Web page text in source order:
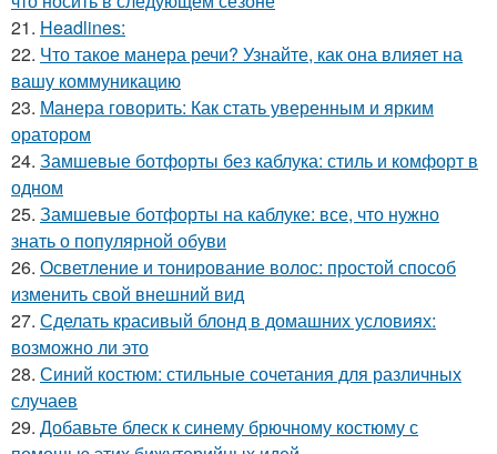
21. Headlines:
22. Что такое манера речи? Узнайте, как она влияет на
вашу коммуникацию
23. Манера говорить: Как стать уверенным и ярким
оратором
24. Замшевые ботфорты без каблука: стиль и комфорт в
одном
25. Замшевые ботфорты на каблуке: все, что нужно
знать о популярной обуви
26. Осветление и тонирование волос: простой способ
изменить свой внешний вид
27. Сделать красивый блонд в домашних условиях:
возможно ли это
28. Синий костюм: стильные сочетания для различных
случаев
29. Добавьте блеск к синему брючному костюму с